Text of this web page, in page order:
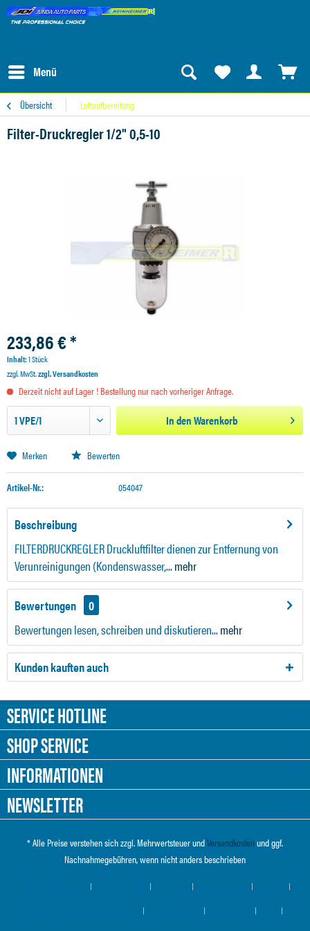
Menü
Übersicht Luftaufbereitung
Filter-Druckregler 1/2" 0,5-10
233,86 € *
Inhalt:1 Stück
zzgl. MwSt.zzgl. Versandkosten
Derzeit nicht auf Lager ! Bestellung nur nach vorheriger Anfrage.
In denWarenkorb
Merken Bewerten
Artikel-Nr.: 054047
Beschreibung
FILTERDRUCKREGLER Druckluftfilter dienen zur Entfernung von
Verunreinigungen (Kondenswasser,...mehr
Bewertungen
0
Bewertungen lesen, schreiben und diskutieren...mehr
Kunden kauften auch
SERVICE HOTLINE
SHOP SERVICE
INFORMATIONEN
NEWSLETTER
* Alle Preise verstehen sich zzgl. Mehrwertsteuer undVersandkostenund ggf.
Nachnahmegebühren, wenn nicht anders beschrieben